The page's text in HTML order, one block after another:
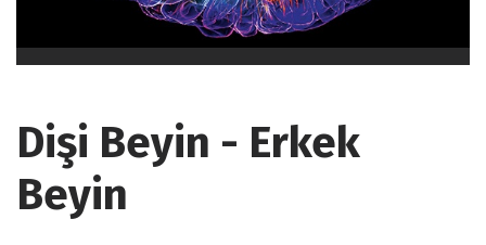
Dişi Beyin - Erkek
Beyin